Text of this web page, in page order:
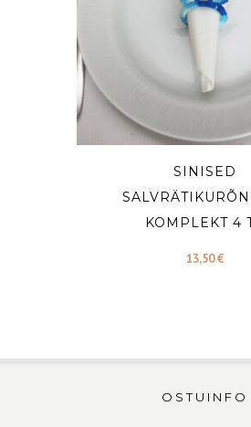
SINISED
KOMPLEKT 4
13,50€
OSTUINFO